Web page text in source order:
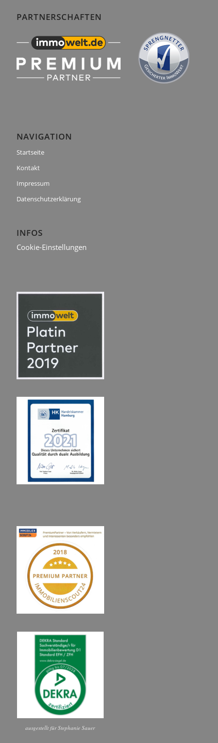
PARTNERSCHAFTEN
NAVIGATION
Startseite
Kontakt
Impressum
Datenschutzerklärung
INFOS
Cookie-Einstellungen
ausgestellt für Stephanie Sauer